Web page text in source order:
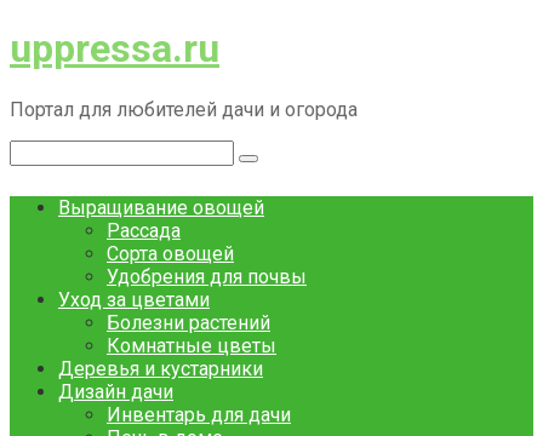
Перейти
к
uppressa.ru
Портал для любителей дачи и огорода
Выращивание овощей
Рассада
Сорта овощей
Удобрения для почвы
Уход за цветами
Болезни растений
Комнатные цветы
Деревья и кустарники
Дизайн дачи
Инвентарь для дачи